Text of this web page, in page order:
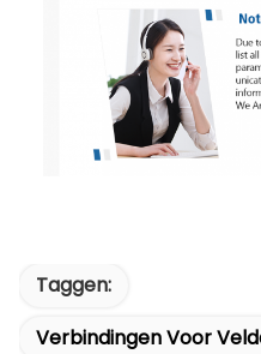
Taggen:
Verbindingen Voor